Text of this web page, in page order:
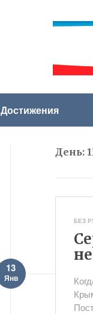
Достижения
День:
БЕЗ
13
Янв